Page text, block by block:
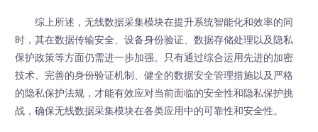
综上所述，无线数据采集模块在提升系统智能化和效率的同
时，其在数据传输安全、设备身份验证、数据存储处理以及隐私
保护政策等方面仍需进一步加强。只有通过综合运用先进的加密
技术、完善的身份验证机制、健全的数据安全管理措施以及严格
的隐私保护法规，才能有效应对当前面临的安全性和隐私保护挑
战，确保无线数据采集模块在各类应用中的可靠性和安全性。